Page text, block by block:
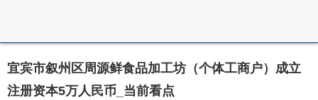
宜宾市叙州区周源鲜食品加工坊（个体工商户）成立
注册资本5万人民币_当前看点